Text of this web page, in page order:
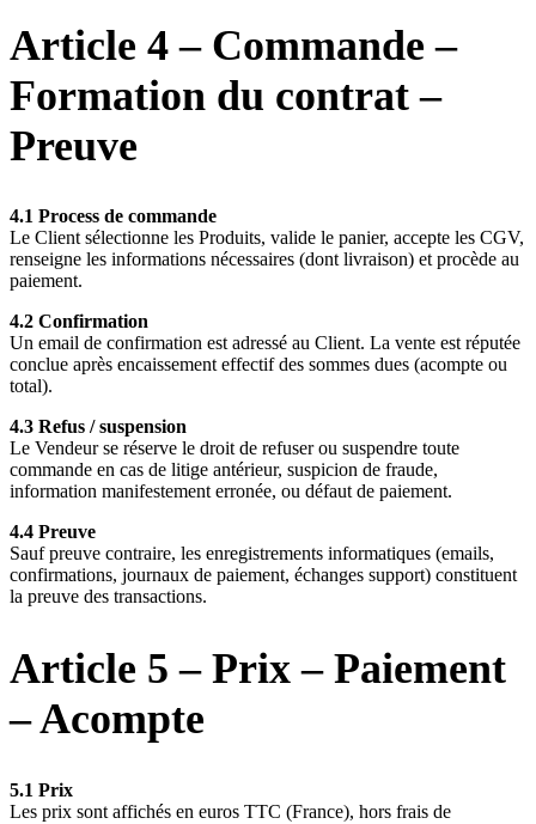
Article 4 – Commande –
Formation du contrat –
Preuve
4.1 Process de commande
Le Client sélectionne les Produits, valide le panier, accepte les CGV,
renseigne les informations nécessaires (dont livraison) et procède au
paiement.
4.2 Confirmation
Un email de confirmation est adressé au Client. La vente est réputée
conclue après encaissement effectif des sommes dues (acompte ou
total).
4.3 Refus / suspension
Le Vendeur se réserve le droit de refuser ou suspendre toute
commande en cas de litige antérieur, suspicion de fraude,
information manifestement erronée, ou défaut de paiement.
4.4 Preuve
Sauf preuve contraire, les enregistrements informatiques (emails,
confirmations, journaux de paiement, échanges support) constituent
la preuve des transactions.
Article 5 – Prix – Paiement
– Acompte
5.1 Prix
Les prix sont affichés en euros TTC (France), hors frais de